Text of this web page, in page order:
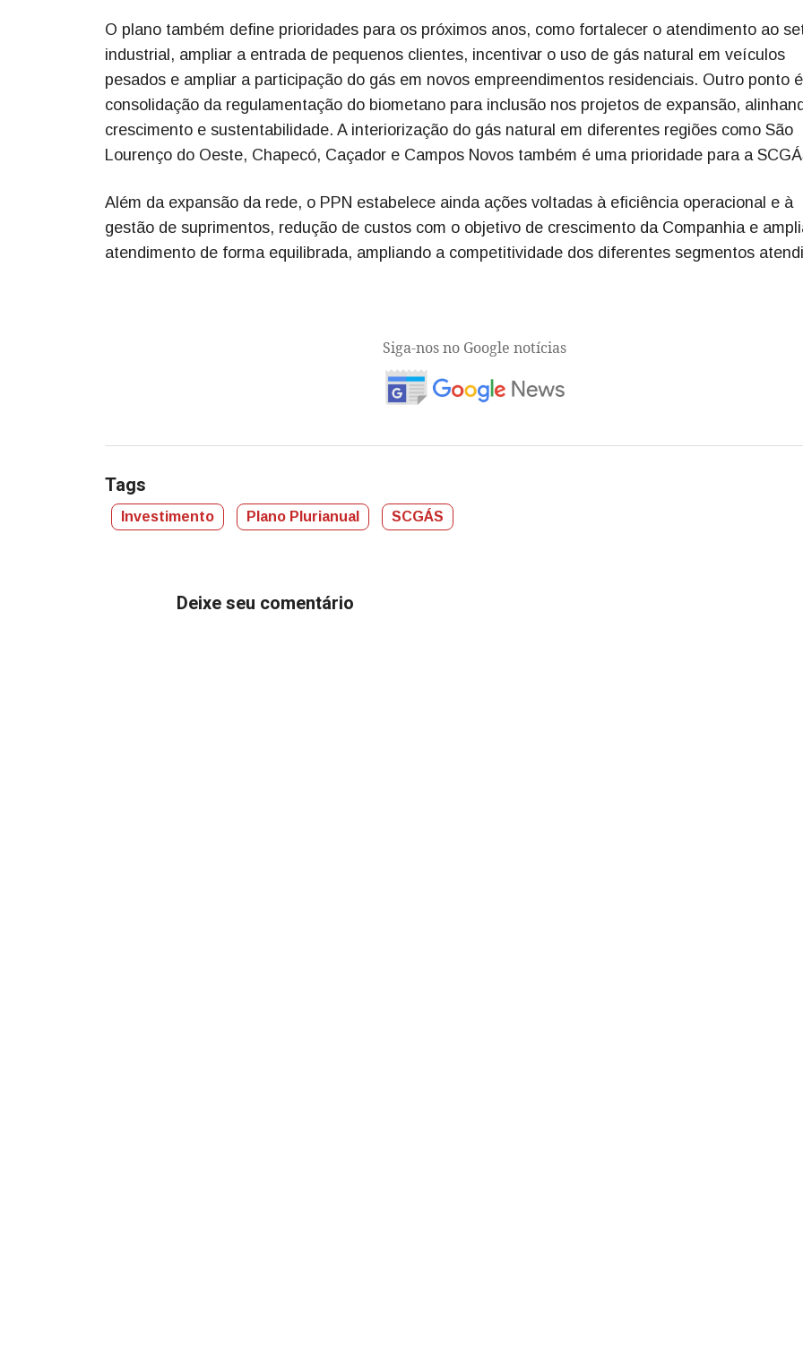
O plano também define prioridades para os próximos anos, como fortalecer o atendimento ao
industrial, ampliar a entrada de pequenos clientes, incentivar o uso de gás natural em veículos
pesados e ampliar a participação do gás em novos empreendimentos residenciais. Outro ponto
consolidação da regulamentação do biometano para inclusão nos projetos de expansão,
crescimento e sustentabilidade. A interiorização do gás natural em diferentes regiões como São
Lourenço do Oeste, Chapecó, Caçador e Campos Novos também é uma prioridade para a
Além da expansão da rede, o PPN estabelece ainda ações voltadas à eficiência operacional e à
gestão de suprimentos, redução de custos com o objetivo de crescimento da Companhia e
atendimento de forma equilibrada, ampliando a competitividade dos diferentes segmentos
Siga-nos no Google notícias
Tags
Investimento Plano Plurianual SCGÁS
Deixe seu comentário